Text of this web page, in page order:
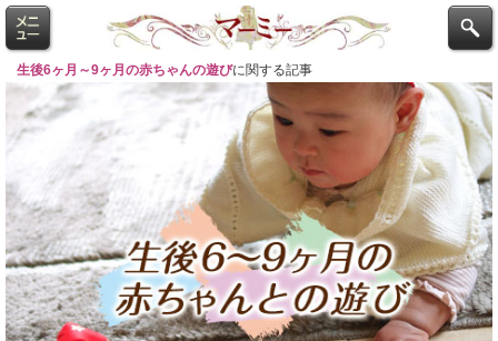
生後6ヶ月～9ヶ月の赤ちゃんの遊びに関する記事